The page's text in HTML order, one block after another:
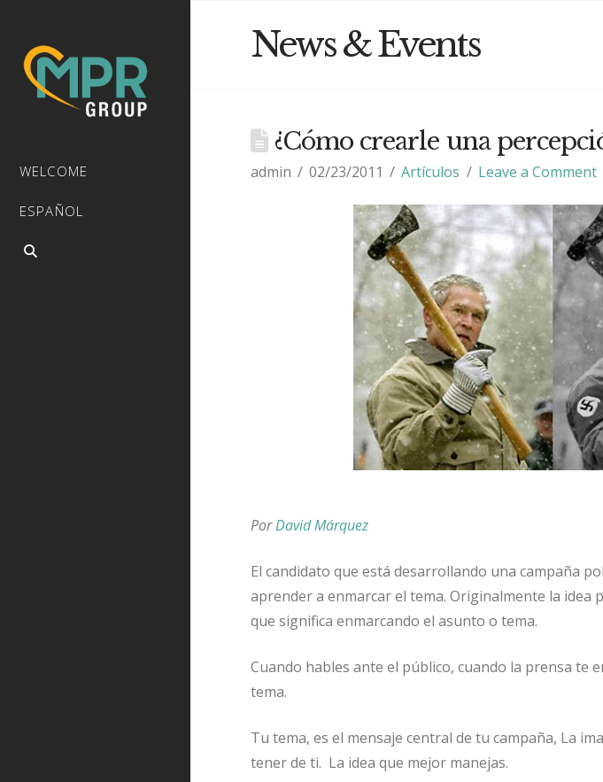
WELCOME
ESPAÑOL
News & Events
¿Cómo crearle una
admin 02/23/2011 Artículos Leave a Comment
PorDavid Márquez
El candidato que está desarrollando una campaña
aprender a enmarcar el tema. Originalmente la idea
que significa enmarcando el asunto o tema.
Cuando hables ante el público, cuando la prensa te
tema.
Tu tema, es el mensaje central de tu campaña, La
tener de ti. La idea que mejor manejas.